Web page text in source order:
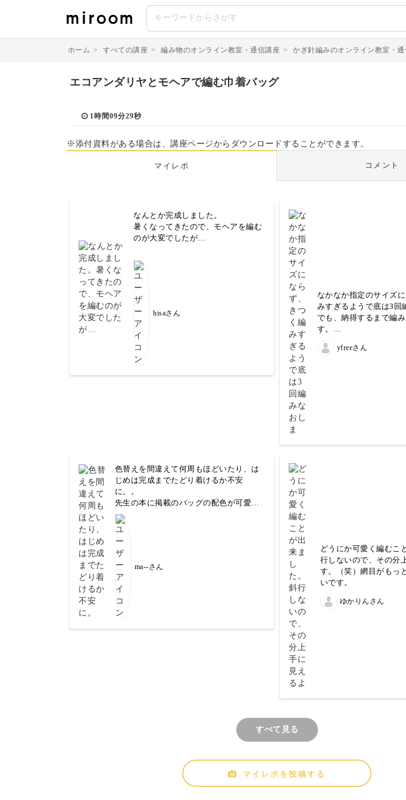
ホーム > すべての講座 > 編み物のオンライン教室・通信講座 > かぎ針編みのオンライン教室・
エコアンダリヤとモヘアで編む巾着バッグ
1時間09分29秒
※添付資料がある場合は、講座ページからダウンロードすることができます。
マイレポ コメント
なんとか完成しました。
暑くなってきたので、モヘアを編む
のが大変でしたが…
hisaさん
なかなか指定のサイズ
みすぎるようで底は3回
でも、納得するまで編
す。
き抜く糸が少し間違え
yfreeさん
色替えを間違えて何周もほどいたり、は
じめは完成までたどり着けるか不安
に。。
先生の本に掲載のバッグの配色が可愛く
て、こちらにしてみました❣️
本を見ただけだと手を出せないバッグ
す！ぜひ他のもお願いします😍
ma--さん
どうにか可愛く編むこ
行しないので、その分
す。（笑）網目がもっ
いです。
ゆかりんさん
すべて見る
マイレポを投稿する